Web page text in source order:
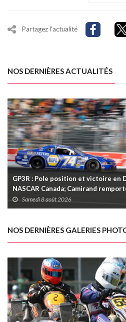
Partagez l'actualité
NOS DERNIÈRES ACTUALITÉS
GP3R : Pole position et victoire en
NASCAR Canada; Camirand
Samedi 8 août 2026
NOS DERNIÈRES GALERIES